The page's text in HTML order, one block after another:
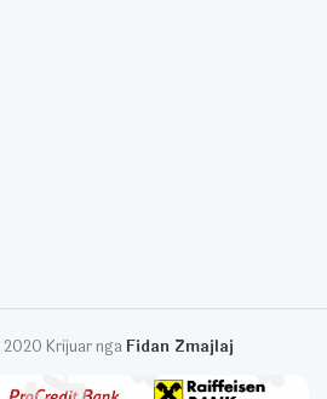
2020 Krijuar ngaFidan Zmajlaj